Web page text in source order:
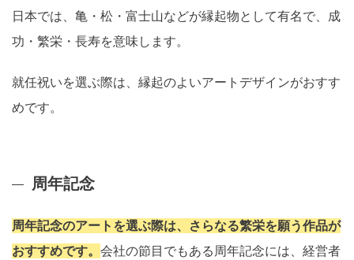
日本では、亀・松・富士山などが縁起物として有名で、成
功・繁栄・長寿を意味します。
就任祝いを選ぶ際は、縁起のよいアートデザインがおすす
めです。
周年記念
周年記念のアートを選ぶ際は、さらなる繁栄を願う作品が
おすすめです。 会社の節目でもある周年記念には、経営者